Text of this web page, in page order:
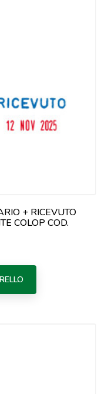
+ RICEVUTO
COLOP COD.